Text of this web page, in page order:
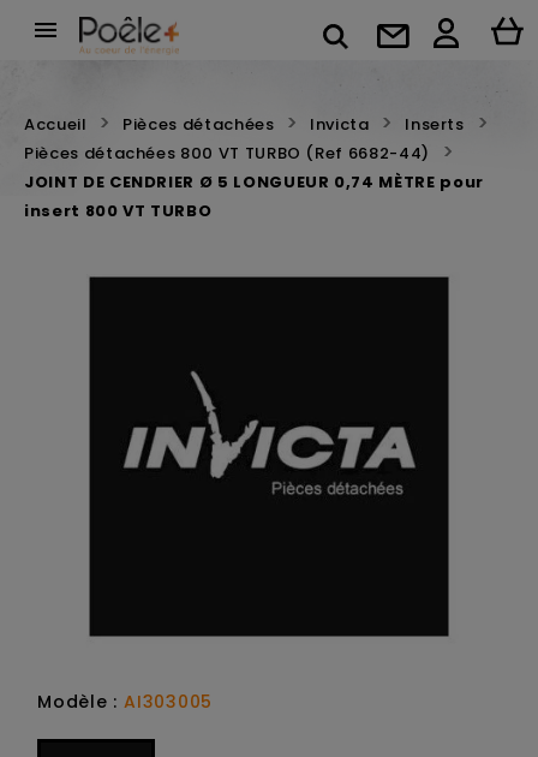

Accueil Pièces détachées Invicta
Inserts
Pièces détachées 800 VT TURBO (Ref 6682-44)
JOINT DE CENDRIER Ø 5 LONGUEUR 0,74 MÈTRE pour
insert 800 VT TURBO
Modèle :AI303005